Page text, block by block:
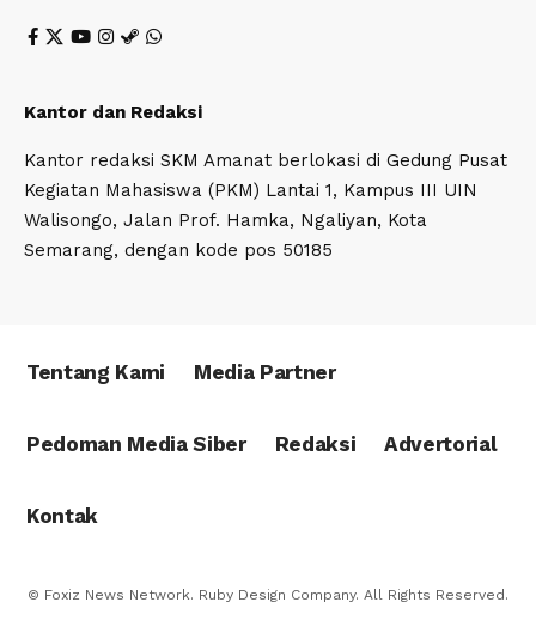
Kantor dan Redaksi
Kantor redaksi SKM Amanat berlokasi di Gedung Pusat
Kegiatan Mahasiswa (PKM) Lantai 1, Kampus III UIN
Walisongo, Jalan Prof. Hamka, Ngaliyan, Kota
Semarang, dengan kode pos 50185
Tentang Kami Media Partner
Pedoman Media Siber Redaksi Advertorial
Kontak
© Foxiz News Network. Ruby Design Company. All Rights Reserved.